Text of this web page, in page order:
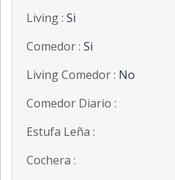
Living : Si
Comedor : Si
Living Comedor : No
Comedor Diario :
Estufa Leña :
Cochera :